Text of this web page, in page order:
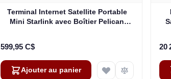
Terminal Internet Satellite Portable
Mini Starlink avec Boîtier Pelican
599,95 C$
Ajouter au panier
20